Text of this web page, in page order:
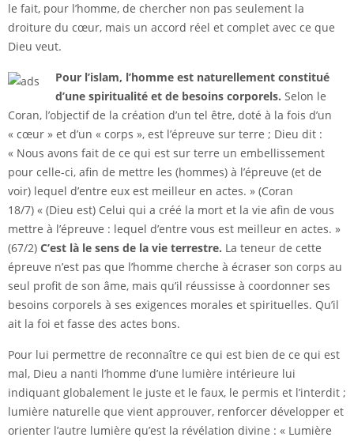
le fait, pour l’homme, de chercher non pas seulement la
droiture du cœur, mais un accord réel et complet avec ce que
Dieu veut.
Pour l’islam, l’homme est naturellement constitué
d’une spiritualité et de besoins corporels. Selon le
Coran, l’objectif de la création d’un tel être, doté à la fois d’un
« cœur » et d’un « corps », est l’épreuve sur terre ; Dieu dit :
« Nous avons fait de ce qui est sur terre un embellissement
pour celle-ci, afin de mettre les (hommes) à l’épreuve (et de
voir) lequel d’entre eux est meilleur en actes. » (Coran
18/7) « (Dieu est) Celui qui a créé la mort et la vie afin de vous
mettre à l’épreuve : lequel d’entre vous est meilleur en actes. »
(67/2) C’est là le sens de la vie terrestre. La teneur de cette
épreuve n’est pas que l’homme cherche à écraser son corps au
seul profit de son âme, mais qu’il réussisse à coordonner ses
besoins corporels à ses exigences morales et spirituelles. Qu’il
ait la foi et fasse des actes bons.
Pour lui permettre de reconnaître ce qui est bien de ce qui est
mal, Dieu a nanti l’homme d’une lumière intérieure lui
indiquant globalement le juste et le faux, le permis et l’interdit ;
lumière naturelle que vient approuver, renforcer développer et
orienter l’autre lumière qu’est la révélation divine : « Lumière